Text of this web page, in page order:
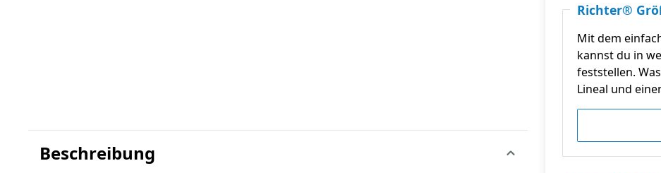
Richter®
Mit dem
kannst du in
feststellen.
Lineal und
Beschreibung